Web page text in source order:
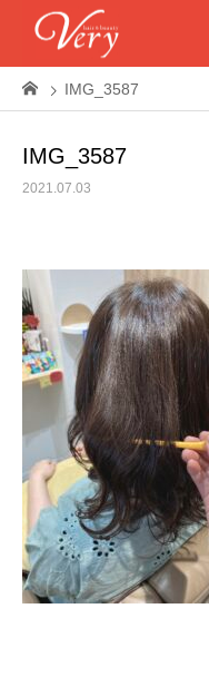
IMG_3587
IMG_3587
2021.07.03